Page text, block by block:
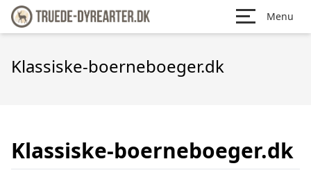
Menu
Klassiske-boerneboeger.dk
Klassiske-boerneboeger.dk